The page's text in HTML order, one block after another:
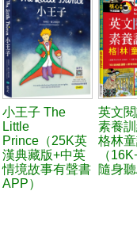
小王子 The
Little
Prince（25K英
漢典藏版+中英
情境故事有聲書
APP）
英文
素養
格林
（
隨身